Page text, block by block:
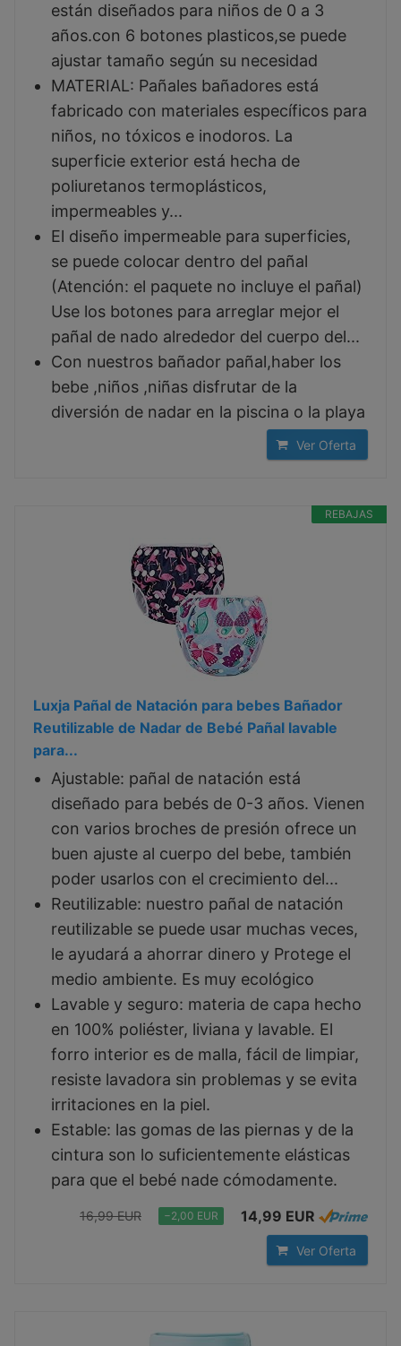
están diseñados para niños de 0 a 3
años.con 6 botones plasticos,se puede
ajustar tamaño según su necesidad
MATERIAL: Pañales bañadores está
fabricado con materiales específicos para
niños, no tóxicos e inodoros. La
superficie exterior está hecha de
poliuretanos termoplásticos,
impermeables y...
El diseño impermeable para superficies,
se puede colocar dentro del pañal
(Atención: el paquete no incluye el pañal)
Use los botones para arreglar mejor el
pañal de nado alrededor del cuerpo del...
Con nuestros bañador pañal,haber los
bebe ,niños ,niñas disfrutar de la
diversión de nadar en la piscina o la playa
Ver Oferta
REBAJAS
Luxja Pañal de Natación para bebes Bañador
Reutilizable de Nadar de Bebé Pañal lavable
para...
Ajustable: pañal de natación está
diseñado para bebés de 0-3 años. Vienen
con varios broches de presión ofrece un
buen ajuste al cuerpo del bebe, también
poder usarlos con el crecimiento del...
Reutilizable: nuestro pañal de natación
reutilizable se puede usar muchas veces,
le ayudará a ahorrar dinero y Protege el
medio ambiente. Es muy ecológico
Lavable y seguro: materia de capa hecho
en 100% poliéster, liviana y lavable. El
forro interior es de malla, fácil de limpiar,
resiste lavadora sin problemas y se evita
irritaciones en la piel.
Estable: las gomas de las piernas y de la
cintura son lo suficientemente elásticas
para que el bebé nade cómodamente.
16,99 EUR −2,00 EUR 14,99 EUR
Ver Oferta